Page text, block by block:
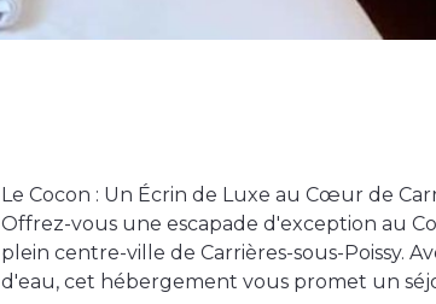
Le Cocon : Un Écrin de Luxe au Cœur de
Offrez-vous une escapade d'exception au
plein centre-ville de Carrières-sous-Poissy.
d'eau, cet hébergement vous promet un